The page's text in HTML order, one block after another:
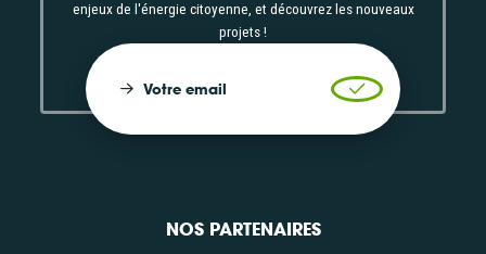
enjeux de l'énergie citoyenne, et découvrez les nouveaux
projets !
Votre email Valider
NOS PARTENAIRES